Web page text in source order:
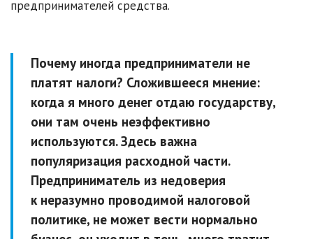
предпринимателей средства.
Почему иногда предприниматели не
платят налоги? Сложившееся мнение:
когда я много денег отдаю государству,
они там очень неэффективно
используются. Здесь важна
популяризация расходной части.
Предприниматель из недоверия
к неразумно проводимой налоговой
политике, не может вести нормально